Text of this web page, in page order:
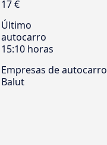
17 €
Último
autocarro
15:10 horas
Empresas de autocarro
Balut